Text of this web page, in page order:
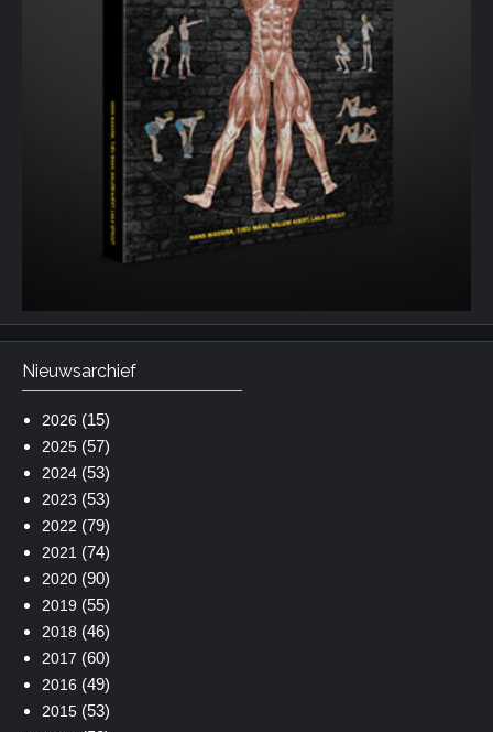
Nieuwsarchief
2026 (15)
2025(57)
2024(53)
2023 (53)
2022 (79)
2021 (74)
2020(90)
2019 (55)
2018 (46)
2017 (60)
2016 (49)
2015(53)